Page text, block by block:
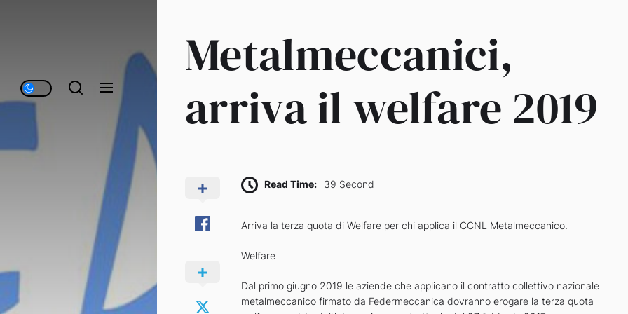
Metalmeccanici,
arriva il welfare 2019
Read Time: 39 Second
Arriva la terza quota di Welfare per chi applica il CCNL Metalmeccanico.
Welfare
Dal primo giugno 2019 le aziende che applicano il contratto collettivo nazionale
metalmeccanico firmato da Federmeccanica dovranno erogare la terza quota